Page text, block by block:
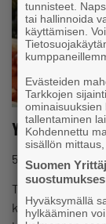
Yrittäjälounas
5.1.2022 klo 15:49
Tervetuloa
tunnisteet.
tai hallinnoida
käyttämisen.
Evästeiden
Tarkkojen
ominaisuuksien
tallentaminen
Kohdennettu
sisällön
Suomen
Hyväksymällä
hylkääminen